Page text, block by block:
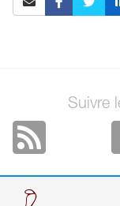
Suivre